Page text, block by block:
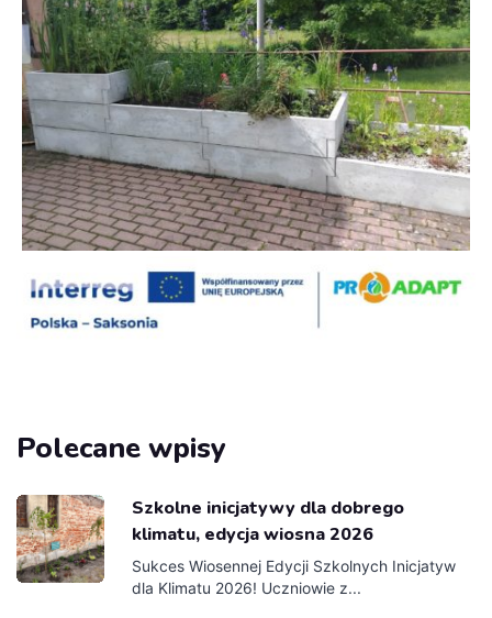
Polecane wpisy
Szkolne inicjatywy dla dobrego
klimatu, edycja wiosna 2026
Sukces Wiosennej Edycji Szkolnych Inicjatyw
dla Klimatu 2026! Uczniowie z...